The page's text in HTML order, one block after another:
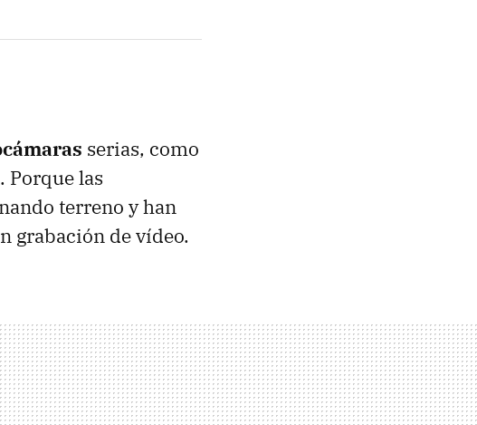
serias, como
Porque las
terreno y han
grabación de vídeo.